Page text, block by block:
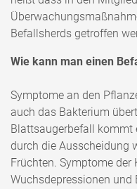
Befallsherds getroffen
Wie kann man einen
Symptome an den
auch das Bakterium
Blattsaugerbefall kommt
durch die Ausscheidung
Früchten. Symptome
Wuchsdepressionen